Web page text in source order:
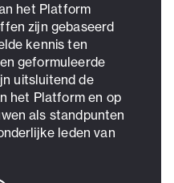
het Platform
zijn gebaseerd
kennis ten
geformuleerde
uitsluitend de
het Platform en op
als standpunten
leden van